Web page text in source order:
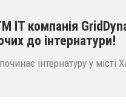
IT компанія
до інтернатури!
інтернатуру у місті